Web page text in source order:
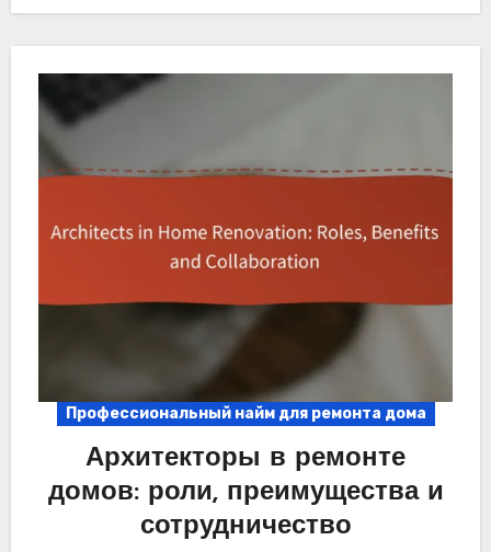
Профессиональный найм для ремонта дома
Архитекторы в ремонте
домов: роли, преимущества и
сотрудничество